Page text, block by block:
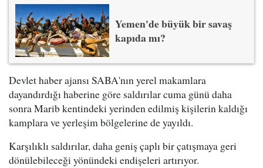
Yemen'de büyük bir savaş
kapıda mı?
Devlet haber ajansı SABA'nın yerel makamlara
dayandırdığı haberine göre saldırılar cuma günü daha
sonra Marib kentindeki yerinden edilmiş kişilerin kaldığı
kamplara ve yerleşim bölgelerine de yayıldı.
Karşılıklı saldırılar, daha geniş çaplı bir çatışmaya geri
dönülebileceği yönündeki endişeleri artırıyor.